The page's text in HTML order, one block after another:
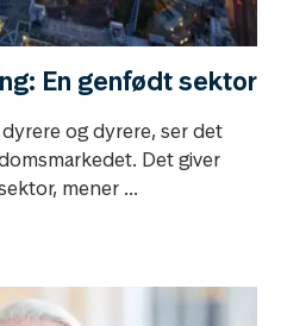
En genfødt sektor
og dyrere, ser det
Det giver
mener ...